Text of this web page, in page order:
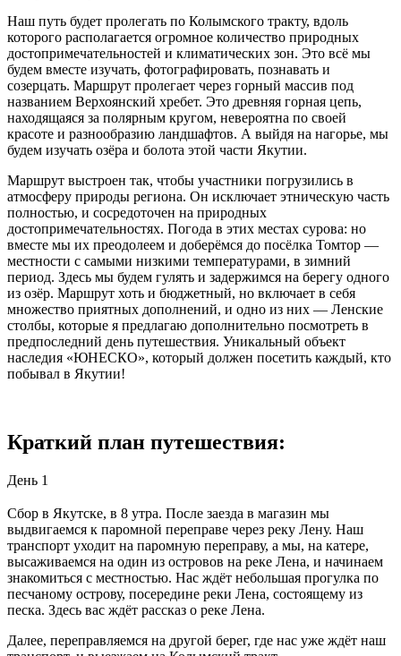
Наш путь будет пролегать по Колымского тракту, вдоль
которого располагается огромное количество природных
достопримечательностей и климатических зон. Это всё мы
будем вместе изучать, фотографировать, познавать и
созерцать. Маршрут пролегает через горный массив под
названием Верхоянский хребет. Это древняя горная цепь,
находящаяся за полярным кругом, невероятна по своей
красоте и разнообразию ландшафтов. А выйдя на нагорье, мы
будем изучать озёра и болота этой части Якутии.
Маршрут выстроен так, чтобы участники погрузились в
атмосферу природы региона. Он исключает этническую часть
полностью, и сосредоточен на природных
достопримечательностях. Погода в этих местах сурова: но
вместе мы их преодолеем и доберёмся до посёлка Томтор —
местности с самыми низкими температурами, в зимний
период. Здесь мы будем гулять и задержимся на берегу одного
из озёр. Маршрут хоть и бюджетный, но включает в себя
множество приятных дополнений, и одно из них — Ленские
столбы, которые я предлагаю дополнительно посмотреть в
предпоследний день путешествия. Уникальный объект
наследия «ЮНЕСКО», который должен посетить каждый, кто
побывал в Якутии!
Краткий план путешествия:
День 1
Сбор в Якутске, в 8 утра. После заезда в магазин мы
выдвигаемся к паромной переправе через реку Лену. Наш
транспорт уходит на паромную переправу, а мы, на катере,
высаживаемся на один из островов на реке Лена, и начинаем
знакомиться с местностью. Нас ждёт небольшая прогулка по
песчаному острову, посередине реки Лена, состоящему из
песка. Здесь вас ждёт рассказ о реке Лена.
Далее, переправляемся на другой берег, где нас уже ждёт наш